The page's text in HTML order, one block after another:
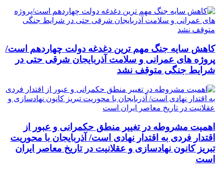
کاهش سایه جنگ مهم ‌ترین دغدغه دولت چهاردهم است/
پروژه ‌های عمرانی و سلامت آذربایجان شرقی حتی در
شرایط جنگی متوقف نشد
اهمیت مشروطه در تغییر منطق حکمرانی و عبور از
اقتدار فردی به اقتدار نهادی است/ آذربایجان با محوریت
تبریز کانون نهادسازی و عقلانیت در تاریخ معاصر ایران
است